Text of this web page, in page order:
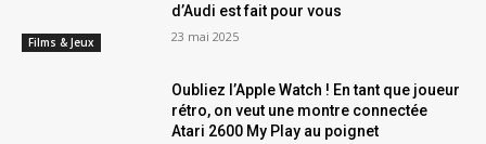
Films & Jeux
d’Audi est fait pour vous
23 mai 2025
Oubliez l’Apple Watch ! En tant que joueur
rétro, on veut une montre connectée
Atari 2600 My Play au poignet